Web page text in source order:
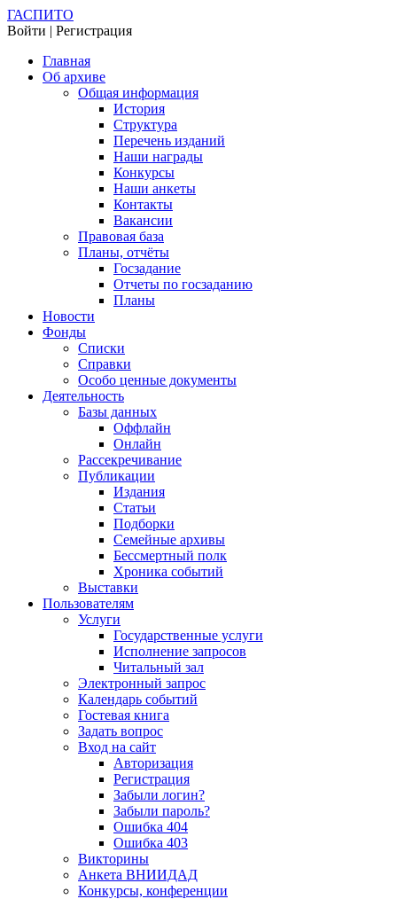
ГАСПИТО
Войти | Регистрация
Главная
Об архиве
Общая информация
История
Структура
Перечень изданий
Наши награды
Конкурсы
Наши анкеты
Контакты
Вакансии
Правовая база
Планы, отчёты
Госзадание
Отчеты по госзаданию
Планы
Новости
Фонды
Списки
Справки
Особо ценные документы
Деятельность
Базы данных
Оффлайн
Онлайн
Рассекречивание
Публикации
Издания
Статьи
Подборки
Семейные архивы
Бессмертный полк
Хроника событий
Выставки
Пользователям
Услуги
Государственные услуги
Исполнение запросов
Читальный зал
Электронный запрос
Календарь событий
Гостевая книга
Задать вопрос
Вход на сайт
Авторизация
Регистрация
Забыли логин?
Забыли пароль?
Ошибка 404
Ошибка 403
Викторины
Анкета ВНИИДАД
Конкурсы, конференции